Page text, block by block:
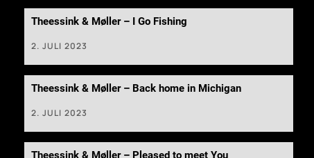
Theessink & Møller – I Go Fishing
2. JULI 2023
Theessink & Møller – Back home in Michigan
2. JULI 2023
Theessink & Møller – Pleased to meet You